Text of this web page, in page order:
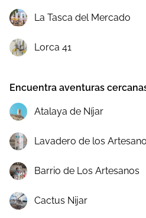
La Tasca del Mercado
Lorca 41
Encuentra aventuras
Atalaya de Níjar
Lavadero de los
Barrio de Los Artesanos
Cactus Nijar